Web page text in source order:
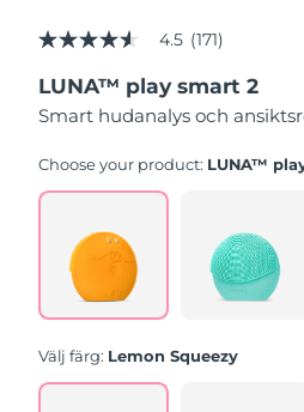
4.5
5
stjärnor,
genomsnittligt
Read
Reviews.
samma
sida.
4.5 (171)
LUNA™ play smart 2
Smart hudanalys och
Choose your product: LUNA™
Välj färg: Lemon Squeezy